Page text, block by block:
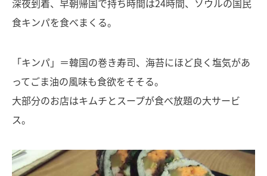
深夜到着、早朝帰国で持ち時間は24時間、ソウルの国民
食キンパを食べまくる。
「キンパ」＝韓国の巻き寿司、海苔にほど良く塩気があ
ってごま油の風味も食欲をそそる。
大部分のお店はキムチとスープが食べ放題の大サービ
ス。